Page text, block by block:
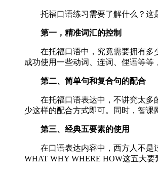
托福口语练习需要了解什么？这是
第一，精准词汇的控制
在托福口语中，究竟需要拥有多少
成功使用一些动词、连词、俚语等等
第二、简单句和复合句的配合
在托福口语表达中，不讲究太多的
少这样的配合方式即可。同时，智课
第三、经典五要素的使用
在口语表达内容中，西方人不是过
WHAT WHY WHERE HOW这五大